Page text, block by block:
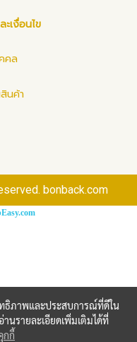
เงื่อนไข
คล
นค้า
bonback.com
ธิภาพและประสบการณ์ที่ดีใน
นรายละเอียดเพิ่มเติมได้ที่
กกี้